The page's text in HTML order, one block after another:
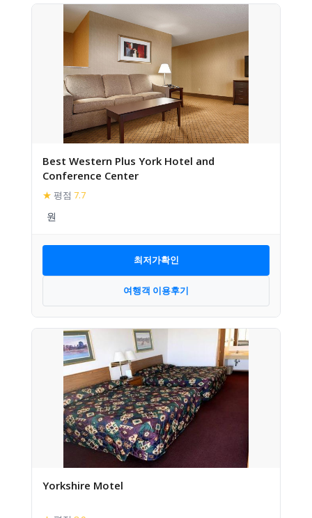
Best Western Plus York Hotel and
Conference Center
★ 평점 7.7
최저가확인
여행객 이용후기
Yorkshire Motel